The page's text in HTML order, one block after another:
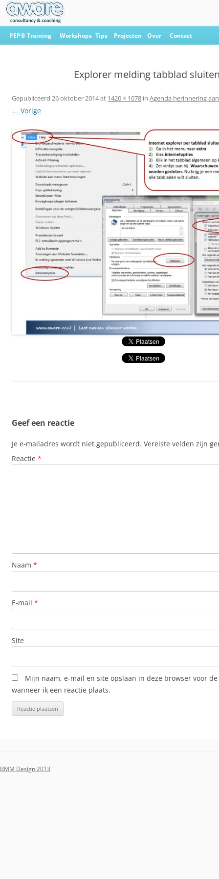
Ga
naar
PEP® Training Workshops Tips Projecten Over Contact
Explorer melding tabblad
Gepubliceerd 26 oktober 2014at 1420 × 1078 in Agenda herinnering
← Vorige
Geef een reactie
Je e-mailadres wordt niet gepubliceerd. Vereiste velden zijn
Reactie *
Naam *
E-mail *
Site
Mijn naam, e-mail en site opslaan in deze browser voor
wanneer ik een reactie plaats.
BMM Design 2013